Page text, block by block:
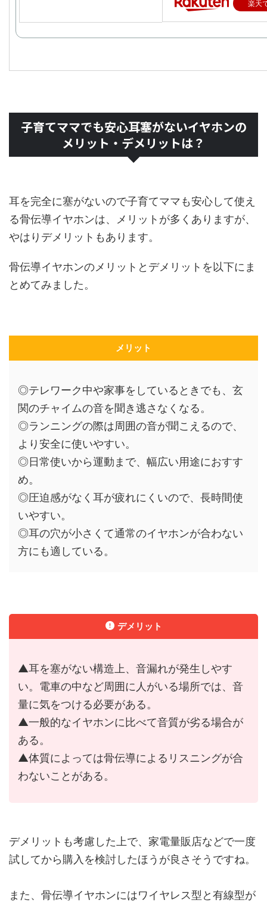
楽天
子育てママでも安心耳塞がないイヤホンの
メリット・デメリットは？
耳を完全に塞がないので子育てママも安心して使え
る骨伝導イヤホンは、メリットが多くありますが、
やはりデメリットもあります。
骨伝導イヤホンのメリットとデメリットを以下にま
とめてみました。
メリット
◎テレワーク中や家事をしているときでも、玄
関のチャイムの音を聞き逃さなくなる。
◎ランニングの際は周囲の音が聞こえるので、
より安全に使いやすい。
◎日常使いから運動まで、幅広い用途におすす
め。
◎圧迫感がなく耳が疲れにくいので、長時間使
いやすい。
◎耳の穴が小さくて通常のイヤホンが合わない
方にも適している。
デメリット
▲耳を塞がない構造上、音漏れが発生しやす
い。電車の中など周囲に人がいる場所では、音
量に気をつける必要がある。
▲一般的なイヤホンに比べて音質が劣る場合が
ある。
▲体質によっては骨伝導によるリスニングが合
わないことがある。
デメリットも考慮した上で、家電量販店などで一度
試してから購入を検討したほうが良さそうですね。
また、骨伝導イヤホンにはワイヤレス型と有線型が